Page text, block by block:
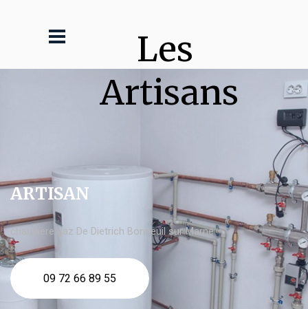
Les
Artisans
ARTISAN
chaudière gaz De Dietrich Bonneuil sur Marne
09 72 66 89 55